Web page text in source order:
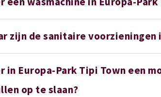
zijn de sanitaire voorzieningen
in Europa-Park Tipi Town een
op te slaan?